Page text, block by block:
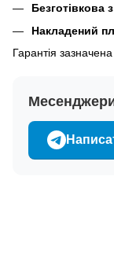
Безготівкова
Накладений
Гарантія